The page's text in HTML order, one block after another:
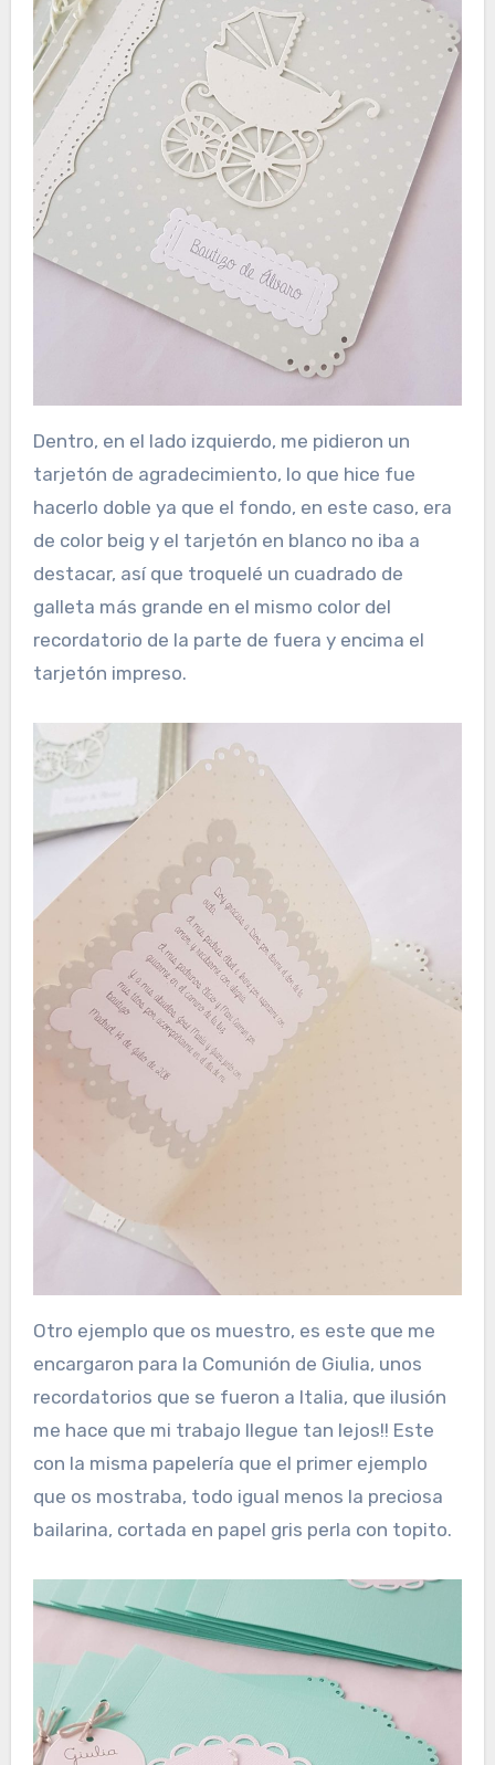
Dentro, en el lado izquierdo, me pidieron un
tarjetón de agradecimiento, lo que hice fue
hacerlo doble ya que el fondo, en este caso, era
de color beig y el tarjetón en blanco no iba a
destacar, así que troquelé un cuadrado de
galleta más grande en el mismo color del
recordatorio de la parte de fuera y encima el
tarjetón impreso.
Otro ejemplo que os muestro, es este que me
encargaron para la Comunión de Giulia, unos
recordatorios que se fueron a Italia, que ilusión
me hace que mi trabajo llegue tan lejos!! Este
con la misma papelería que el primer ejemplo
que os mostraba, todo igual menos la preciosa
bailarina, cortada en papel gris perla con topito.